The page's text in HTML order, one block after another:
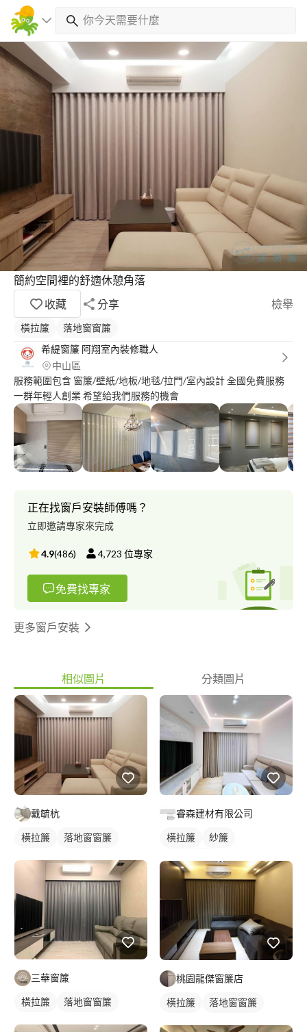
簡約空間裡的舒適休憩角落
收藏
分享 檢舉
橫拉簾
落地窗窗簾
希緹窗簾 阿翔室內裝修職人
中山區
服務範圍包含 窗簾/壁紙/地板/地毯/拉門/室內設計 全國免費服務
一群年輕人創業 希望給我們服務的機會
正在找窗戶安裝師傅嗎？
立即邀請專家來完成
4.9(486) 4,723 位專家
免費找專家
更多窗戶安裝
相似圖片 分類圖片
戴毓杭
橫拉簾 落地窗窗簾
三華窗簾
橫拉簾 落地窗窗簾
睿森建材有限公司
橫拉簾
紗簾
桃園龍傑窗簾店
橫拉簾 落地窗窗簾